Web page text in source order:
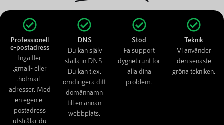
Professionell
e-postadress
Inga fler
.gmail- eller
.hotmail-
adresser. Med
en egen e-
postadress
utstrålar du
DNS
Du kan själv
ställa in DNS.
Du kan t.ex.
omdirigera ditt
domännamn
till en annan
webbplats.
Stöd
Få support
dygnet runt för
alla dina
problem.
Teknik
Vi använder
den senaste
gröna tekniken.